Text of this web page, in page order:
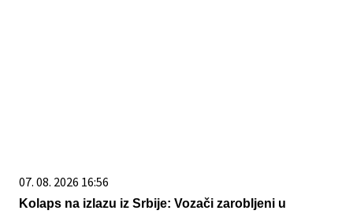
07. 08. 2026 16:56
Kolaps na izlazu iz Srbije: Vozači zarobljeni u